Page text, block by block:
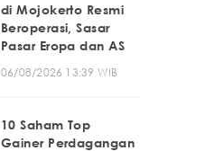
di Mojokerto Resmi
Beroperasi, Sasar
Pasar Eropa dan AS
06/08/2026 13:39 WIB
10 Saham Top
Gainer Perdagangan